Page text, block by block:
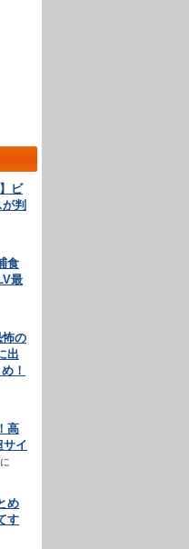
ビ
判
食
最
の
出
！
高
サイ
め
す